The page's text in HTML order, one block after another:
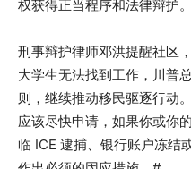
权获得正当程序和法律辩护。
刑事辩护律师邓洪提醒社区
大学生无法找到工作，川普
则，继续推动移民驱逐行动
应该尽快申请，如果你或你
临 ICE 逮捕、银行账户冻结